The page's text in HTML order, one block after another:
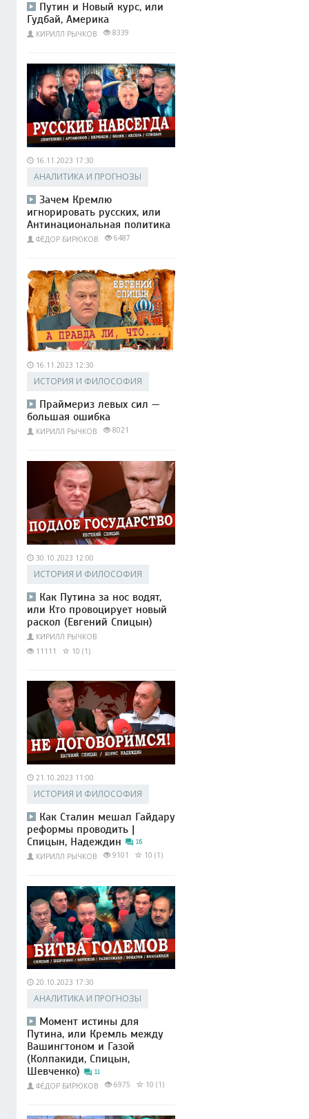
Путин и Новый курс, или
Гудбай, Америка
КИРИЛЛ РЫЧКОВ 8339
16.11.2023 17:30
АНАЛИТИКА И ПРОГНОЗЫ
Зачем Кремлю
игнорировать русских, или
Антинациональная политика
ФЁДОР БИРЮКОВ 6487
16.11.2023 12:30
ИСТОРИЯ И ФИЛОСОФИЯ
Праймериз левых сил —
большая ошибка
КИРИЛЛ РЫЧКОВ 8021
30.10.2023 12:00
ИСТОРИЯ И ФИЛОСОФИЯ
Как Путина за нос водят,
или Кто провоцирует новый
раскол (Евгений Спицын)
КИРИЛЛ РЫЧКОВ
11111
10 (1)
21.10.2023 11:00
ИСТОРИЯ И ФИЛОСОФИЯ
Как Сталин мешал Гайдару
реформы проводить |
Спицын, Надеждин
16
КИРИЛЛ РЫЧКОВ 9101 10 (1)
20.10.2023 17:30
АНАЛИТИКА И ПРОГНОЗЫ
Момент истины для
Путина, или Кремль между
Вашингтоном и Газой
(Колпакиди, Спицын,
Шевченко)
11
ФЁДОР БИРЮКОВ 6975 10 (1)